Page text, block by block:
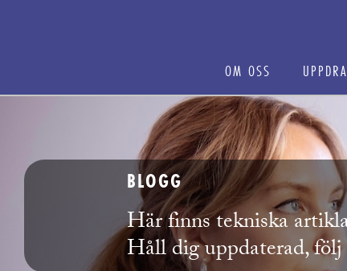
OM OSS
BLOGG
Här finns tekniska
Håll dig uppdaterad, följ